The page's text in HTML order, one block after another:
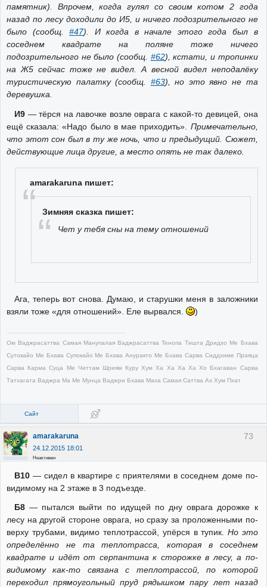
памятник). Впрочем, когда гулял со своим котом 2 года
назад по лесу доходили до И5, и ничего подозрительного не
было (сообщ.#47). И когда в начале этого года был в
соседнем квадрате на поляне тоже ничего
подозрительного не было (сообщ. #62), кстати, и тропинки
на Ж5 сейчас тоже не видел. А весной видел неподалёку
туристическую палатку (сообщ. #63), но это явно не та
деревушка.
И9— тёрся на лавочке возле оврага с какой-то девицей, она
ещё сказала: «Надо было в мае приходить». Примечательно,
что этот сон был в ту же ночь, что и предыдущий. Сюжет,
действующие лица другие, а место опять не так далеко.
amarakaruna пишет:
Зимняя сказка пишет:
Чет у тебя сны на тему отношений
Ага, теперь вот снова. Думаю, и старушки меня в заложники
взяли тоже «для отношений». Еле вырвался.
)
Ом Ваджрасаттва Самая Манупалая Ваджрасаттва Тенопа Тишта Дридхо Ме Бхава
Сутокайо Ме Бхава Супокайо Ме Бхава Ануракто Ме Бхава Сарва Сиддхиме Праяца
Сарва Карма Суца Ме Читтам Шриям Куру Хум Ха Ха Ха Ха Хо Бхагаван Сарва
Татхагата Ваджра Ма Ме Мунца Ваджри Бхава Маха Самая Саттва Ах Хум Пхат
Сайт
73
amarakaruna
24.12.2015 18:01
Неактивен
В10— сидел в квартире с приятелями в соседнем доме по-
видимому на 2 этаже в 3 подъезде.
Б8— пытался выйти по идущей по дну оврага дорожке к
лесу на другой стороне оврага, но сразу за проложенными по-
верху трубами, видимо теплотрассой, упёрся в тупик. Но это
определённо не та теплотрасса, которая в соседнем
квадрате и идёт от серпантина к сторожке в лесу, а по-
видимому как-то связана с теплотрассой, по которой
переходил прямоугольный пруд рядышком пару лет назад